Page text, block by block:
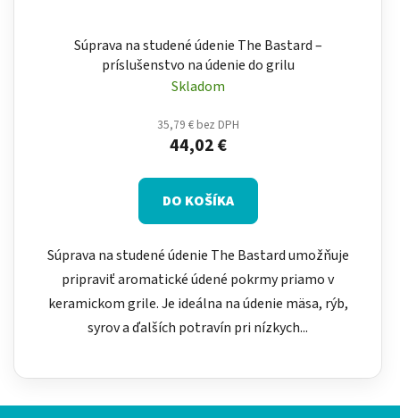
Súprava na studené údenie The Bastard –
príslušenstvo na údenie do grilu
Skladom
35,79 € bez DPH
44,02 €
DO KOŠÍKA
Súprava na studené údenie The Bastard umožňuje
pripraviť aromatické údené pokrmy priamo v
keramickom grile. Je ideálna na údenie mäsa, rýb,
syrov a ďalších potravín pri nízkych...